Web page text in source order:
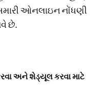
ઓનલાઇન નોંધણી
છે.
અને શેડ્યૂલ કરવા માટે